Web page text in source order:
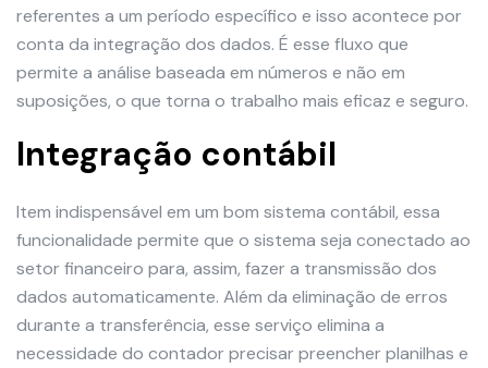
referentes a um período específico e isso acontece por
conta da integração dos dados. É esse fluxo que
permite a análise baseada em números e não em
suposições, o que torna o trabalho mais eficaz e seguro.
Integração contábil
Item indispensável em um bom sistema contábil, essa
funcionalidade permite que o sistema seja conectado ao
setor financeiro para, assim, fazer a transmissão dos
dados automaticamente. Além da eliminação de erros
durante a transferência, esse serviço elimina a
necessidade do contador precisar preencher planilhas e